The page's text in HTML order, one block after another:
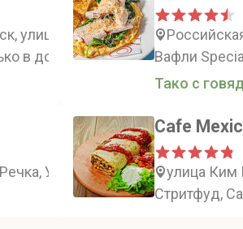
улица Муравьёва-Амурского, 7
в доставке, Супер Бокс
Вафли
Тако с
Ульяновская улица, 189,
Cafe
улица Ким
Стритфуд,